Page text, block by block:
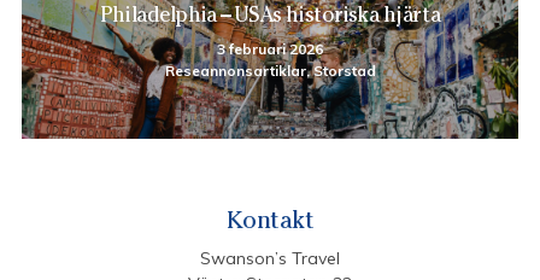
Philadelphia – USAs historiska hjärta
3 februari 2026
Reseannonsartiklar, Storstad
Kontakt
Swanson’s Travel